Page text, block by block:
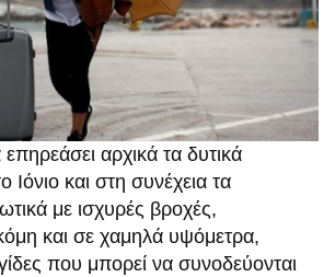
αρχικά τα δυτικά
Ιόνιο και στη συνέχεια τα
με ισχυρές βροχές,
και σε χαμηλά υψόμετρα,
που μπορεί να συνοδεύονται